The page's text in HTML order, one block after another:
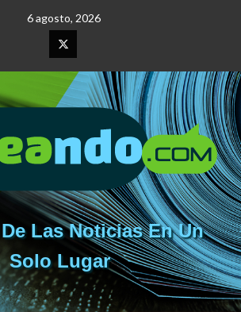
6 agosto, 2026
Elemento
del
menú
Las Noticias En Un
Solo Lugar